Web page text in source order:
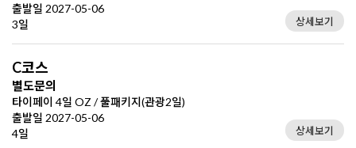
출발일 2027-05-06
3일
상세보기
C코스
별도문의
타이페이 4일 OZ / 풀패키지(관광2일)
출발일 2027-05-06
4일
상세보기